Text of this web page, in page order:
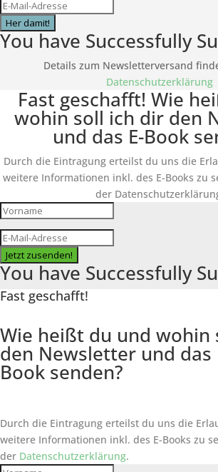
Her damit!
You have Successfully
Details zum Newsletterversand
Datenschutzerklärung
Fast geschafft! Wie
wohin soll ich dir den
und das E-Book
Durch die Eintragung erteilst du uns die
weitere Informationen inkl. des E-Books zu
der
Jetzt zusenden!
You have Successfully
Fast geschafft!
Wie heißt du und wohin
den Newsletter und das
Book senden?
Durch die Eintragung erteilst du uns die
weitere Informationen inkl. des E-Books zu
der Datenschutzerklärung.